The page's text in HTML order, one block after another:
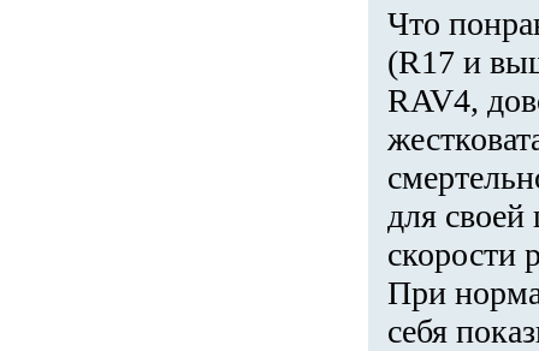
Что
(R17 и
RAV4,
для
скорости
При
себя